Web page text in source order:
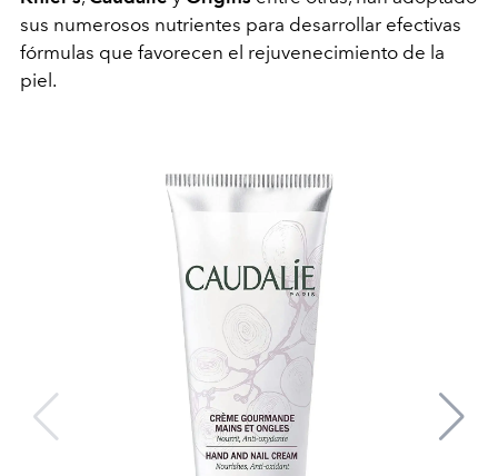
sus numerosos nutrientes para desarrollar efectivas
fórmulas que favorecen el rejuvenecimiento de la
piel.